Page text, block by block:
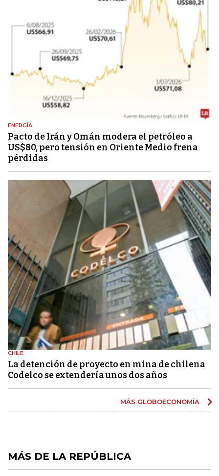
ENERGÍA
Pacto de Irán y Omán modera el petróleo a
US$80, pero tensión en Oriente Medio frena
pérdidas
CHILE
La detención de proyecto en mina de chilena
Codelco se extendería unos dos años
MÁS GLOBOECONOMÍA
MÁS DE LA REPÚBLICA